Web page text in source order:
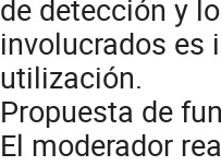
de detección y
involucrados es
utilización.
Propuesta de
El moderador